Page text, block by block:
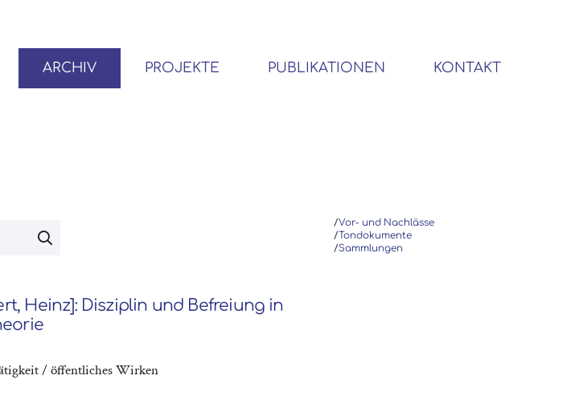
ARCHIV PROJEKTE PUBLIKATIONEN KONTAKT
/Vor- und Nachlässe
/Tondokumente
/Sammlungen
Heinz]: Disziplin und Befreiung in
/ öffentliches Wirken